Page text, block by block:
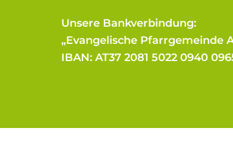
Unsere Bankverbindung:
„Evangelische Pfarrgemeinde
IBAN: AT37 2081 5022 0940